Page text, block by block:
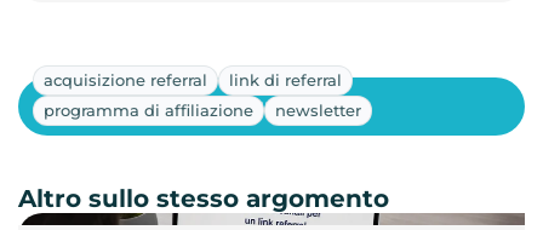
acquisizione referral
link di referral
programma di affiliazione
newsletter
Mostra altri
Altro sullo stesso argomento